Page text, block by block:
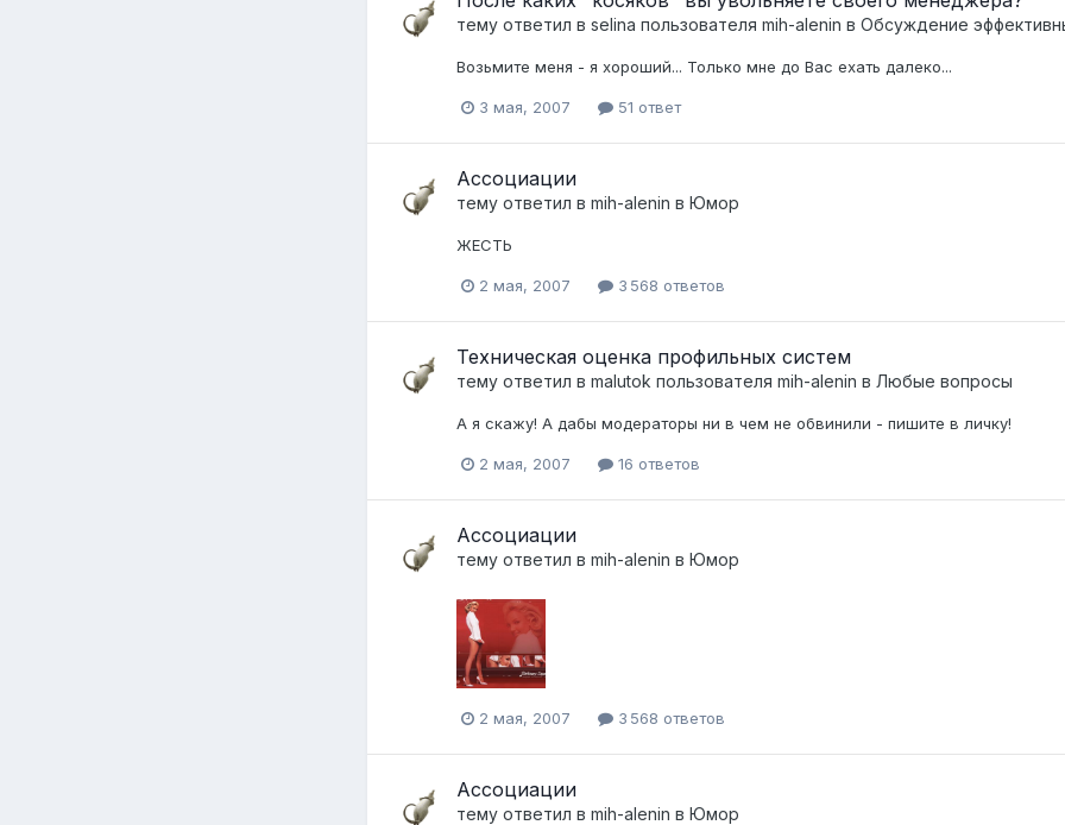
тему ответил в selina пользователя mih-alenin в Обсуждение
Возьмите меня - я хороший... Только мне до Вас ехать далеко...
3 мая, 2007 51 ответ
Ассоциации
тему ответил в mih-alenin в Юмор
ЖЕСТЬ
2 мая, 2007 3 568 ответов
Техническая оценка профильных систем
тему ответил в malutok пользователя mih-alenin в Любые вопросы
А я скажу! А дабы модераторы ни в чем не обвинили - пишите в личку!
2 мая, 2007 16 ответов
Ассоциации
тему ответил в mih-alenin в Юмор
2 мая, 2007 3 568 ответов
Ассоциации
тему ответил в mih-alenin в Юмор